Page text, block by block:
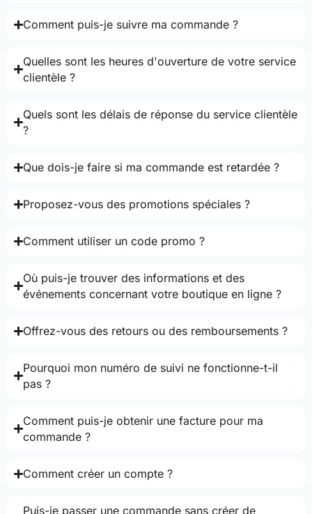
Comment puis-je suivre ma commande ?
Quelles sont les heures d'ouverture de votre service
clientèle ?
Quels sont les délais de réponse du service clientèle
?
Que dois-je faire si ma commande est retardée ?
Proposez-vous des promotions spéciales ?
Comment utiliser un code promo ?
Où puis-je trouver des informations et des
événements concernant votre boutique en ligne ?
Offrez-vous des retours ou des remboursements ?
Pourquoi mon numéro de suivi ne fonctionne-t-il
pas ?
Comment puis-je obtenir une facture pour ma
commande ?
Comment créer un compte ?
Puis-je passer une commande sans créer de